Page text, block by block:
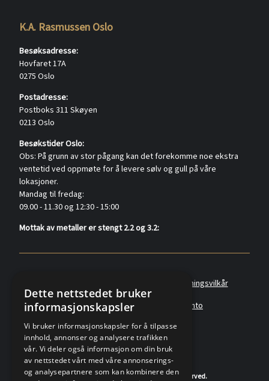
K.A. Rasmussen Oslo
Besøksadresse:
Hovfaret 17A
0275 Oslo
Postadresse:
Postboks 311 Skøyen
0213 Oslo
Besøkstider Oslo:
Obs: På grunn av stor pågang kan det forekomme noe ekstra
ventetid ved oppmøte for å levere sølv og gull på våre
lokasjoner.
Mandag til fredag:
09.00 - 11.30 og 12:30 - 15:00
Mottak av metaller er stengt 2.2 og 3.2:
Forretningsvilkår
Angreskjema
Om oss Metallkonto
© 2020-2026 K.A.Rasmussen. All rights reserved.
Dette nettstedet bruker
informasjonskapsler
Vi bruker informasjonskapsler for å tilpasse
innhold, annonser og analysere trafikken
vår. Vi deler også informasjon om din bruk
av nettstedet vårt med våre annonserings-
og analysepartnere som kan kombinere den